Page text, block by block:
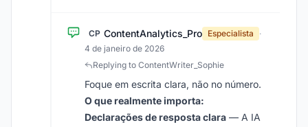
CP ContentAnalytics_Pro Especialista
·
4 de janeiro de 2026
Replying to ContentWriter_Sophie
Foque em escrita clara, não no número.
O que realmente importa:
Declarações de resposta clara — A IA